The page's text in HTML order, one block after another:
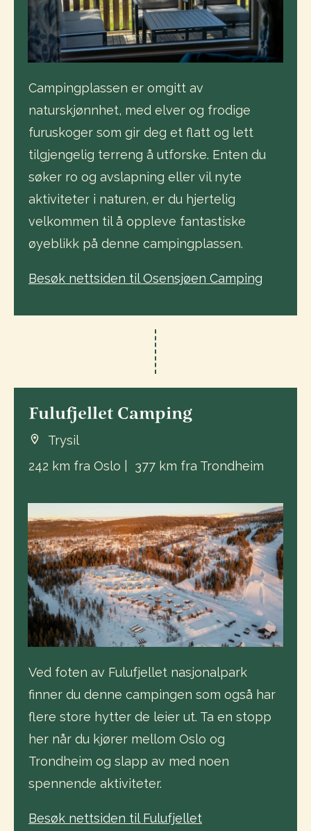
Campingplassen er omgitt av
naturskjønnhet, med elver og frodige
furuskoger som gir deg et flatt og lett
tilgjengelig terreng å utforske. Enten du
søker ro og avslapning eller vil nyte
aktiviteter i naturen, er du hjertelig
velkommen til å oppleve fantastiske
øyeblikk på denne campingplassen.
Besøk nettsiden til Osensjøen Camping
Fulufjellet Camping
Trysil
242 km fra Oslo | 377 km fra Trondheim
Ved foten av Fulufjellet nasjonalpark
finner du denne campingen som også har
flere store hytter de leier ut. Ta en stopp
her når du kjører mellom Oslo og
Trondheim og slapp av med noen
spennende aktiviteter.
Besøk nettsiden til Fulufjellet